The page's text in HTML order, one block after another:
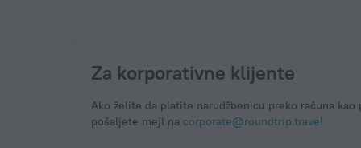
Za korporativne klijente
Ako želite da platite narudžbenicu preko računa kao
pošaljete mejl na corporate@roundtrip.travel